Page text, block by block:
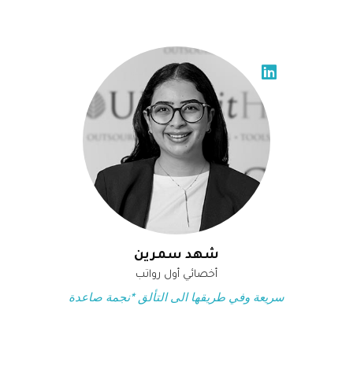
شهد سمرين
أخصائي أول رواتب
سريعة وفي طريقها الى التألق *نجمة صاعدة